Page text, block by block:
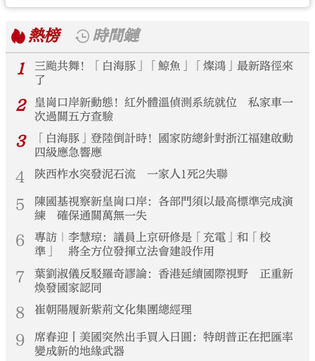
熱榜
時間鏈
1
三颱共舞！「白海豚」「鯨魚」「燦鴻」最新路徑來
了
2
皇崗口岸新動態！紅外體溫偵測系統就位 私家車一
次過關五方查驗
3
「白海豚」登陸倒計時！國家防總針對浙江福建啟動
四級應急響應
4 陝西柞水突發泥石流 一家人1死2失聯
5
陳國基視察新皇崗口岸：各部門須以最高標準完成演
練 確保通關萬無一失
6
專訪｜李慧琼：議員上京研修是「充電」和「校
準」 將全方位發揮立法會建設作用
7
葉劉淑儀反駁羅奇謬論：香港延續國際視野 正重新
煥發國家認同
8 崔朝陽履新紫荊文化集團總經理
9
席春迎丨美國突然出手買入日圓：特朗普正在把匯率
變成新的地緣武器